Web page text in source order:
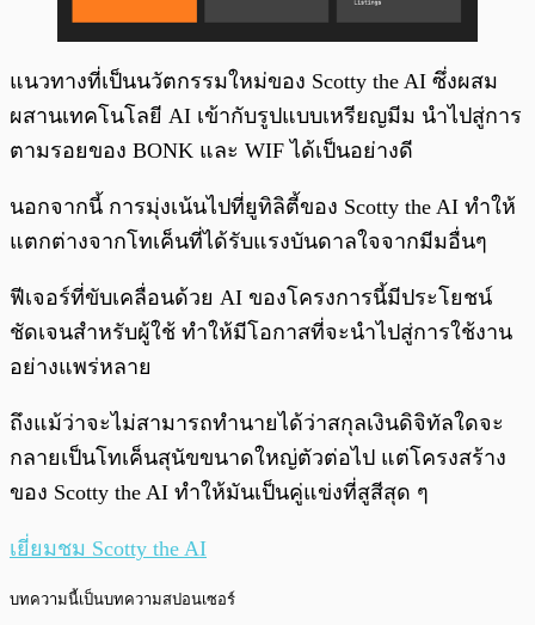
แนวทางที่เป็นนวัตกรรมใหม่ของ Scotty the AI ซึ่งผสม
ผสานเทคโนโลยี AI เข้ากับรูปแบบเหรียญมีม นำไปสู่การ
ตามรอยของ BONK และ WIF ได้เป็นอย่างดี
นอกจากนี้ การมุ่งเน้นไปที่ยูทิลิตี้ของ Scotty the AI ทำให้
แตกต่างจากโทเค็นที่ได้รับแรงบันดาลใจจากมีมอื่นๆ
ฟีเจอร์ที่ขับเคลื่อนด้วย AI ของโครงการนี้มีประโยชน์
ชัดเจนสำหรับผู้ใช้ ทำให้มีโอกาสที่จะนำไปสู่การใช้งาน
อย่างแพร่หลาย
ถึงแม้ว่าจะไม่สามารถทำนายได้ว่าสกุลเงินดิจิทัลใดจะ
กลายเป็นโทเค็นสุนัขขนาดใหญ่ตัวต่อไป แต่โครงสร้าง
ของ Scotty the AI ทำให้มันเป็นคู่แข่งที่สูสีสุด ๆ
เยี่ยมชม Scotty the AI
บทความนี้เป็นบทความสปอนเซอร์